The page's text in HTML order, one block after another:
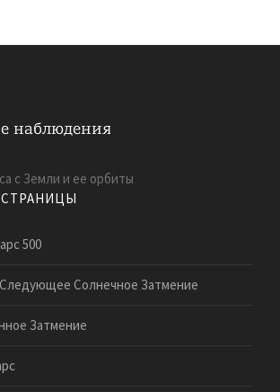
с Земли и ее орбиты
500
Солнечное Затмение
Затмение